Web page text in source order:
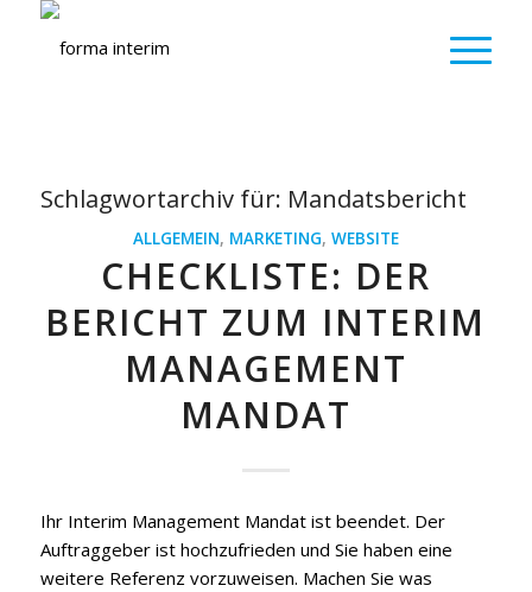
Schlagwortarchiv für: Mandatsbericht
ALLGEMEIN, MARKETING, WEBSITE
CHECKLISTE: DER
BERICHT ZUM INTERIM
MANAGEMENT
MANDAT
Ihr Interim Management Mandat ist beendet. Der
Auftraggeber ist hochzufrieden und Sie haben eine
weitere Referenz vorzuweisen. Machen Sie was